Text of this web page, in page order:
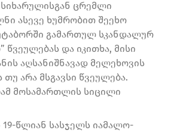
სიხარულისგან ცრემლი
ასევე ხუმრობით შეეხო
გამართულ სკანდალურ
წვეულებას და იკითხა, მისი
აღსანიშნავად მელეხოვის
თუ არა მსგავსი წვეულება.
მოსამართლის სიცილი
წლიან სასჯელს იამალო-